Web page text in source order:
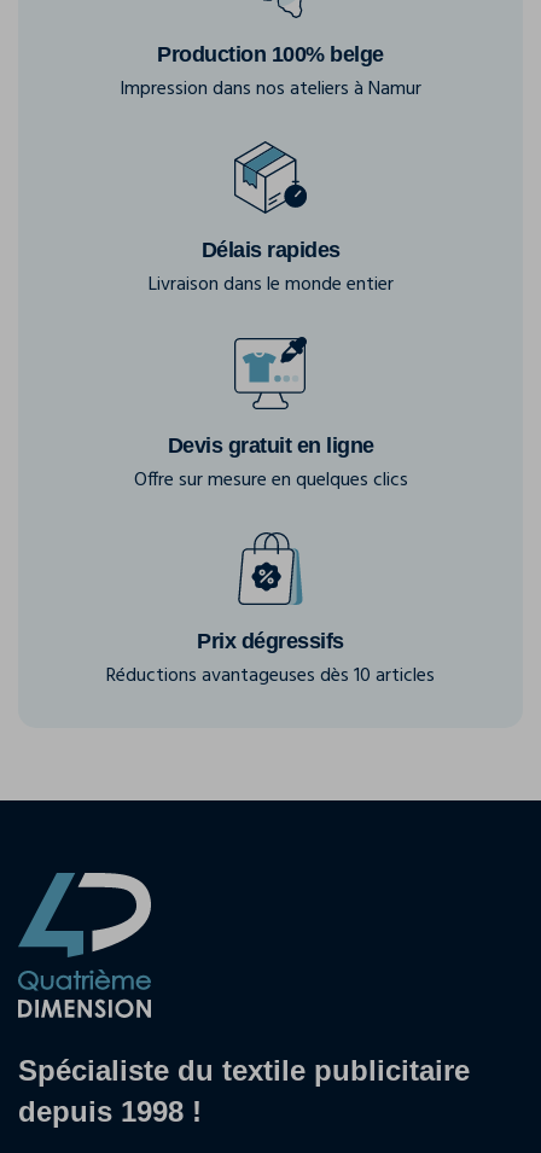
Production 100% belge
Impression dans nos ateliers à Namur
Délais rapides
Livraison dans le monde entier
Devis gratuit en ligne
Offre sur mesure en quelques clics
Prix dégressifs
Réductions avantageuses dès 10 articles
Spécialiste du textile publicitaire
depuis 1998 !